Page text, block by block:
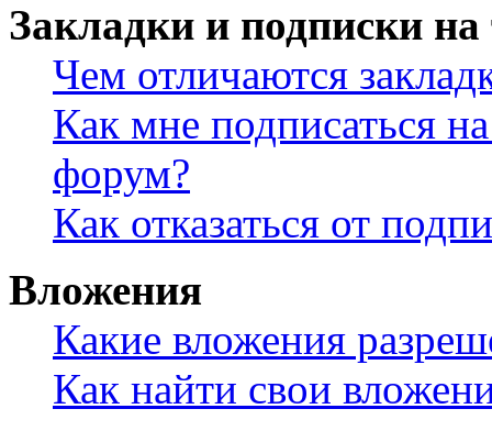
Закладки и подписки
Чем отличаются
Как мне подписаться
форум?
Как отказаться от
Вложения
Какие вложения
Как найти свои